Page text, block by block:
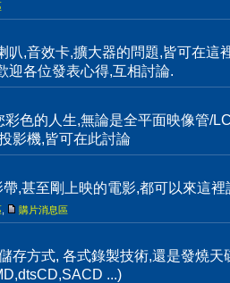
叭,音效卡,擴大器的問題,皆可在這
迎各位發表心得,互相討論.
彩色的人生,無論是全平面映像管/
影機,皆可在此討論
,甚至剛上映的電影,都可以來這裡
購片消息區
存方式, 各式錄製技術,還是發燒
...)